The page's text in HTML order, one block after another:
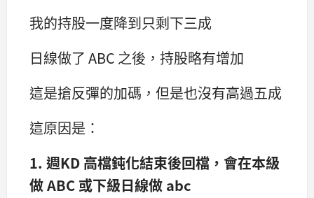
我的持股一度降到只剩下三成
日線做了 ABC 之後，持股略有增加
這是搶反彈的加碼，但是也沒有高過五成
這原因是：
1. 週KD 高檔鈍化結束後回檔，會在本級
做 ABC 或下級日線做 abc